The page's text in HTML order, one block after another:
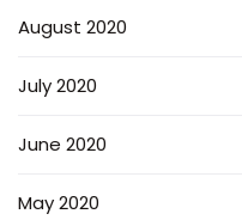
August 2020
July 2020
June 2020
May 2020